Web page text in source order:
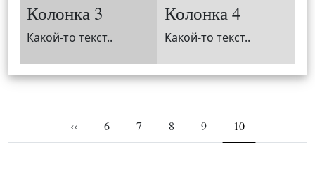
Колонка 3
Какой-то текст..
Колонка 4
Какой-то текст..
Нумерация страниц
Предыдущая страница
‹‹ Page
6 Page
7 Page
8 Page
9 Текущая
10